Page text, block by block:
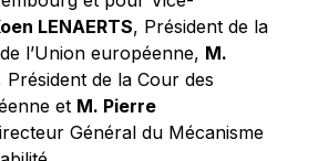
LENAERTS, Président de la
l’Union européenne, M.
Président de la Cour des
et M. Pierre
Général du Mécanisme